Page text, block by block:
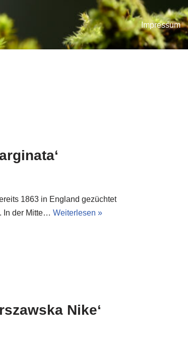
Impressum
1863 in England gezüchtet
In der Mitte… Weiterlesen »
Nike‘